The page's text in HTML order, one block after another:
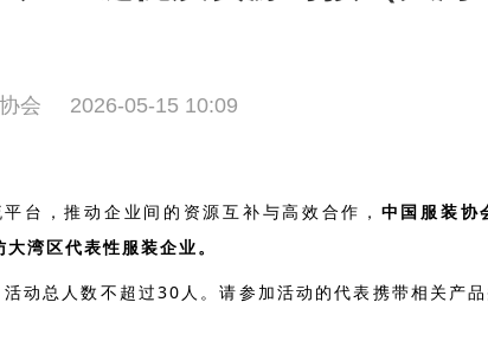
会 2026-05-15 10:09
台，推动企业间的资源互补与高效合作， 中国服装协
湾区代表性服装企业。
动总人数不超过30人。请参加活动的代表携带相关产